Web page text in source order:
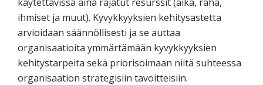
ihmiset ja muut). Kyvykkyyksien kehitysastetta
arvioidaan säännöllisesti ja se auttaa
organisaatioita ymmärtämään kyvykkyyksien
kehitystarpeita sekä priorisoimaan niitä suhteessa
organisaation strategisiin tavoitteisiin.